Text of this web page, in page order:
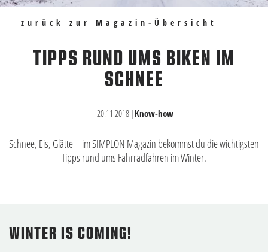
zurück zur Magazin-Übersicht
TIPPS RUND UMS BIKEN IM
SCHNEE
20.11.2018 |Know-how
Schnee, Eis, Glätte – im SIMPLON Magazin bekommst du die wichtigsten
Tipps rund ums Fahrradfahren im Winter.
WINTER IS COMING!